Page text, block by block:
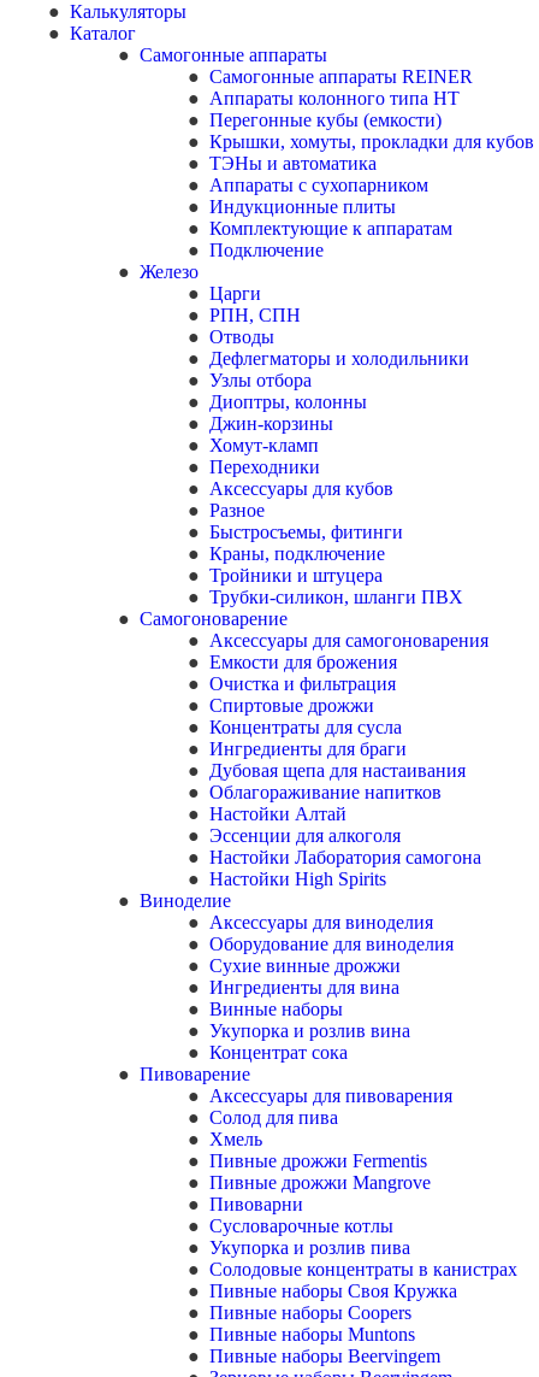
Калькуляторы
Каталог
Самогонные аппараты
Самогонные аппараты REINER
Аппараты колонного типа НТ
Перегонные кубы (емкости)
Крышки, хомуты, прокладки для кубов
ТЭНы и автоматика
Аппараты с сухопарником
Индукционные плиты
Комплектующие к аппаратам
Подключение
Железо
Царги
РПН, СПН
Отводы
Дефлегматоры и холодильники
Узлы отбора
Диоптры, колонны
Джин-корзины
Хомут-кламп
Переходники
Аксессуары для кубов
Разное
Быстросъемы, фитинги
Краны, подключение
Тройники и штуцера
Трубки-силикон, шланги ПВХ
Самогоноварение
Аксессуары для самогоноварения
Емкости для брожения
Очистка и фильтрация
Спиртовые дрожжи
Концентраты для сусла
Ингредиенты для браги
Дубовая щепа для настаивания
Облагораживание напитков
Настойки Алтай
Эссенции для алкоголя
Настойки Лаборатория самогона
Настойки High Spirits
Виноделие
Аксессуары для виноделия
Оборудование для виноделия
Сухие винные дрожжи
Ингредиенты для вина
Винные наборы
Укупорка и розлив вина
Концентрат сока
Пивоварение
Аксессуары для пивоварения
Солод для пива
Хмель
Пивные дрожжи Fermentis
Пивные дрожжи Mangrove
Пивоварни
Сусловарочные котлы
Укупорка и розлив пива
Солодовые концентраты в канистрах
Пивные наборы Своя Кружка
Пивные наборы Coopers
Пивные наборы Muntons
Пивные наборы Beervingem